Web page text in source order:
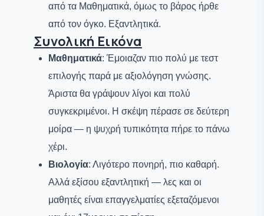
από τα Μαθηματικά, όμως το βάρος ήρθε
από τον όγκο. Εξαντλητικά.
Συνολική Εικόνα
Μαθηματικά: Έμοιαζαν πιο πολύ με τεστ
επιλογής παρά με αξιολόγηση γνώσης.
Άριστα θα γράψουν λίγοι και πολύ
συγκεκριμένοι. Η σκέψη πέρασε σε δεύτερη
μοίρα — η ψυχρή τυπικότητα πήρε το πάνω
χέρι.
Βιολογία: Λιγότερο πονηρή, πιο καθαρή.
Αλλά εξίσου εξαντλητική — λες και οι
μαθητές είναι επαγγελματίες εξεταζόμενοι